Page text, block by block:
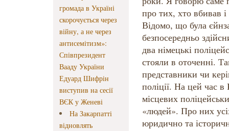
громада в Україні
скорочується через
війну, а не через
антисемітизм»:
Співпрезидент
Вааду України
Едуард Шифрін
виступив на сесії
ВЄК у Женеві
На Закарпатті
відновлять
про тих, хто вбивав
Відомо, що була
безпосередньо
два німецькі
стояли в оточенні.
представники чи
поліції. На цей час
місцевих
«людей». Про них
юридично та